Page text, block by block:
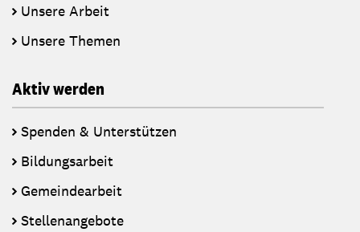
Unsere Arbeit
Unsere Themen
Aktiv werden
Spenden & Unterstützen
Bildungsarbeit
Gemeindearbeit
Stellenangebote